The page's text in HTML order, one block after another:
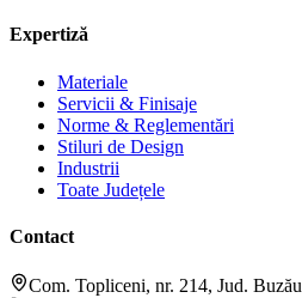
Expertiză
Materiale
Servicii & Finisaje
Norme & Reglementări
Stiluri de Design
Industrii
Toate Județele
Contact
Com. Topliceni, nr. 214, Jud. Buzău